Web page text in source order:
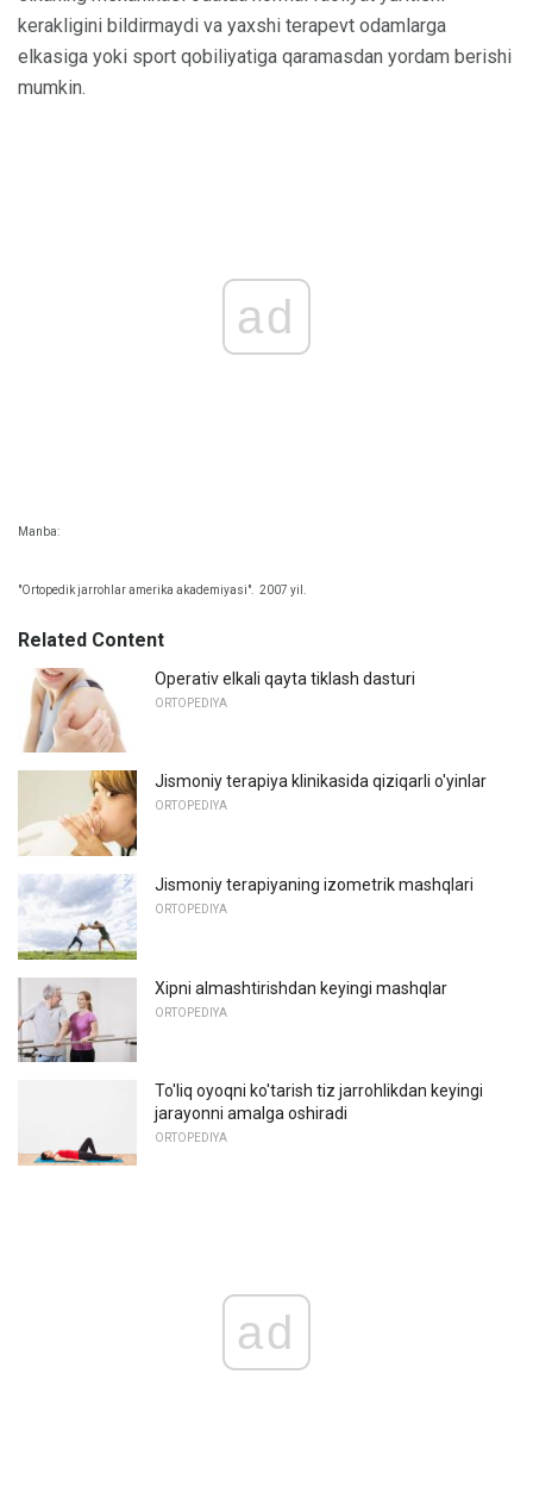
kerakligini bildirmaydi va yaxshi terapevt odamlarga
elkasiga yoki sport qobiliyatiga qaramasdan yordam berishi
mumkin.
ad
Manba:
"Ortopedik jarrohlar amerika akademiyasi". 2007 yil.
Related Content
Operativ elkali qayta tiklash dasturi
ORTOPEDIYA
Jismoniy terapiya klinikasida qiziqarli o'yinlar
ORTOPEDIYA
Jismoniy terapiyaning izometrik mashqlari
ORTOPEDIYA
Xipni almashtirishdan keyingi mashqlar
ORTOPEDIYA
To'liq oyoqni ko'tarish tiz jarrohlikdan keyingi
jarayonni amalga oshiradi
ORTOPEDIYA
ad